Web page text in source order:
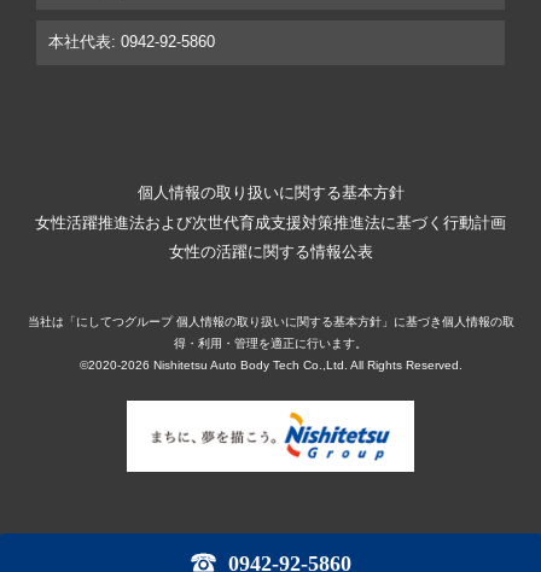
0942-92-5860
本社代表: 0942-92-5860
個人情報の取り扱いに関する基本方針
女性活躍推進法および次世代育成支援対策推進法に基づく行動計画
女性の活躍に関する情報公表
当社は「にしてつグループ 個人情報の取り扱いに関する基本方針」に基づき個人情報の取
得・利用・管理を適正に行います。
©2020-2026 Nishitetsu Auto Body Tech Co.,Ltd. All Rights Reserved.